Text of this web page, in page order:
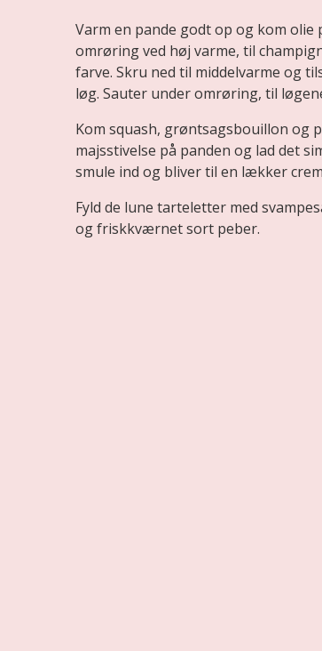
Varm en pande godt op og kom olie
omrøring ved høj varme, til
farve. Skru ned til middelvarme og
løg. Sauter under omrøring, til
Kom squash, grøntsagsbouillon og
majsstivelse på panden og lad det
smule ind og bliver til en lækker
Fyld de lune tarteletter med
og friskkværnet sort peber.